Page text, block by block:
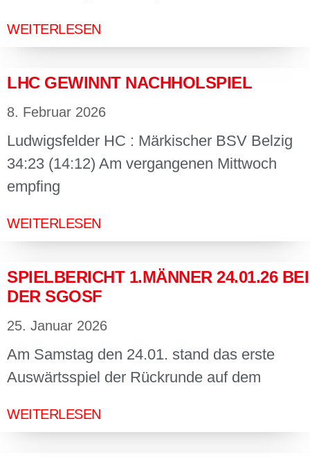
WEITERLESEN
LHC GEWINNT NACHHOLSPIEL
8. Februar 2026
Ludwigsfelder HC : Märkischer BSV Belzig
34:23 (14:12) Am vergangenen Mittwoch
empfing
WEITERLESEN
SPIELBERICHT 1.MÄNNER 24.01.26 BEI
DER SGOSF
25. Januar 2026
Am Samstag den 24.01. stand das erste
Auswärtsspiel der Rückrunde auf dem
WEITERLESEN